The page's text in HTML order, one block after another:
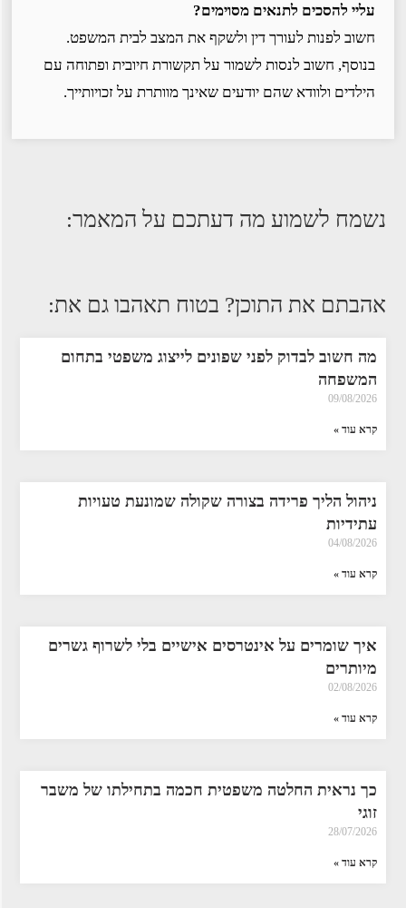
עליי להסכים לתנאים מסוימים?
חשוב לפנות לעורך דין ולשקף את המצב לבית המשפט.
בנוסף, חשוב לנסות לשמור על תקשורת חיובית ופתוחה עם
הילדים ולוודא שהם יודעים שאינך מוותרת על זכויותייך.
נשמח לשמוע מה דעתכם על המאמר:
אהבתם את התוכן? בטוח תאהבו גם את:
מה חשוב לבדוק לפני שפונים לייצוג משפטי בתחום
המשפחה
09/08/2026
קרא עוד »
ניהול הליך פרידה בצורה שקולה שמונעת טעויות
עתידיות
04/08/2026
קרא עוד »
איך שומרים על אינטרסים אישיים בלי לשרוף גשרים
מיותרים
02/08/2026
קרא עוד »
כך נראית החלטה משפטית חכמה בתחילתו של משבר
זוגי
28/07/2026
קרא עוד »